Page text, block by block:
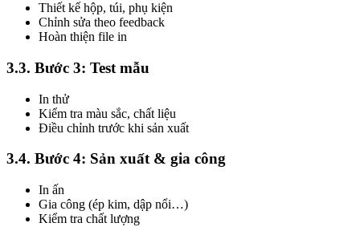
Thiết kế hộp, túi, phụ kiện
Chỉnh sửa theo feedback
Hoàn thiện file in
3.3. Bước 3: Test mẫu
In thử
Kiểm tra màu sắc, chất liệu
Điều chỉnh trước khi sản xuất
3.4. Bước 4: Sản xuất & gia công
In ấn
Gia công (ép kim, dập nổi…)
Kiểm tra chất lượng